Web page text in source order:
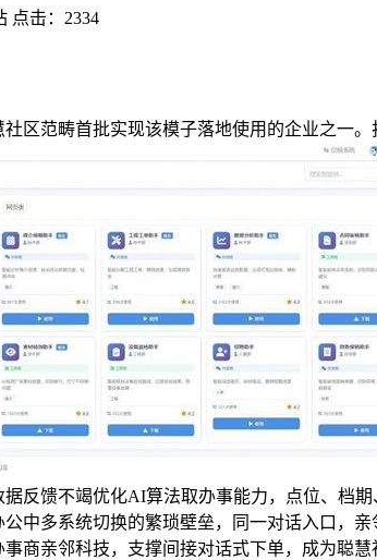
点击： 2334
范畴首批实现该模子落地使用的企业之一
反馈不竭优化AI算法取办事能力，点位、档
中多系统切换的繁琐壁垒，同一对话入口，
商亲邻科技，支撑间接对话式下单，成为聪